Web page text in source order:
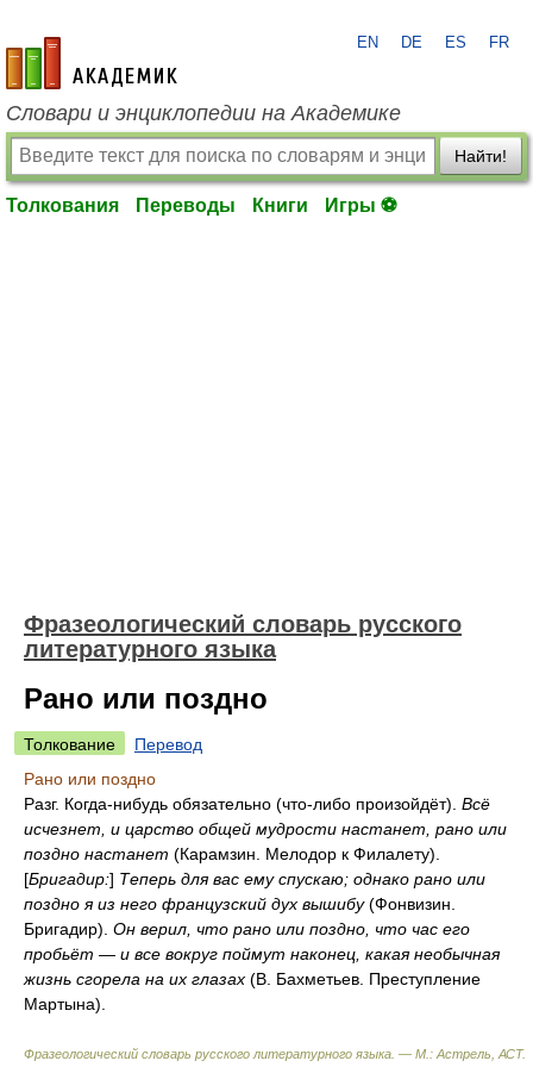
academic.ru
EN DE ES FR
Словари и энциклопедии на Академике
Найти!
Толкования Переводы Книги Игры ⚽
Фразеологический словарь русского
литературного языка
Рано или поздно
Толкование
Перевод
Рано или поздно
Разг. Когда-нибудь обязательно (что-либо произойдёт). Всё
исчезнет, и царство общей мудрости настанет, рано или
поздно настанет (Карамзин. Мелодор к Филалету).
[Бригадир:] Теперь для вас ему спускаю; однако рано или
поздно я из него французский дух вышибу(Фонвизин.
Бригадир). Он верил, что рано или поздно, что час его
пробьёт — и все вокруг поймут наконец, какая необычная
жизнь сгорела на их глазах (В. Бахметьев. Преступление
Мартына).
Фразеологический словарь русского литературного языка. — М.: Астрель, АСТ.